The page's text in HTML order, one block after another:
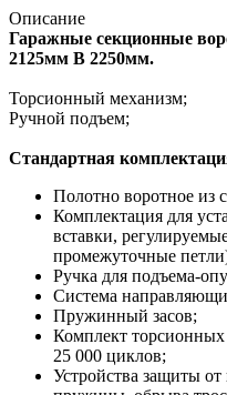
Описание
Гаражные секционные
2125мм В 2250мм.
Торсионный механизм;
Ручной подъем;
Стандартная
Полотно воротное из
Комплектация для
вставки,
промежуточные
Ручка для подъема-
Система
Пружинный засов;
Комплект
25 000 циклов;
Устройства защиты